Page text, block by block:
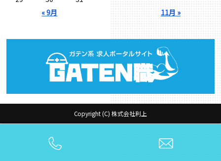
« 9月 11月 »
Copyright (C) 株式会社利上